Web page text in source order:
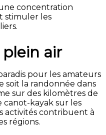
concentration
stimuler les
plein air
pour les amateurs
soit la randonnée dans
sur des kilomètres de
canot-kayak sur les
activités contribuent à
régions.